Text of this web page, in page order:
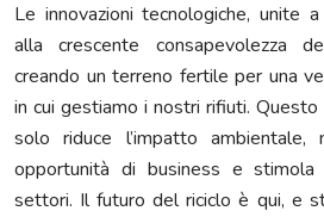
Le innovazioni tecnologiche, unite
alla crescente consapevolezza
creando un terreno fertile per una
in cui gestiamo i nostri rifiuti.
solo riduce l’impatto ambientale,
opportunità di business e stimola
settori. Il futuro del riciclo è qui, e